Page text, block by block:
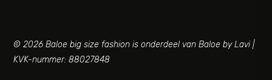
© 2026 Baloe big size fashion is onderdeel van Baloe by Lavi |
KVK-nummer: 88027848